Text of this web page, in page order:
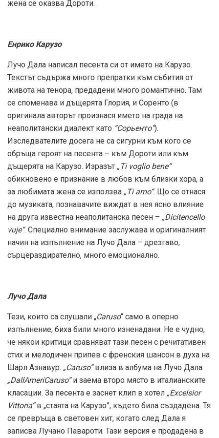
жена се оказва Дороти.
Енрико Карузо
Лучо Дала написал песента си от името на Карузо.
Текстът съдържа много препратки към събития от
живота на тенора, предадени много романтично. Там
се споменава и дъщерята Глория, и Соренто (в
оригинала авторът произнася името на града на
неаполитански диалект като “Сорьенто”).
Изследвателите досега не са сигурни към кого се
обръща героят на песента – към Дороти или към
дъщерята на Карузо. Изразът „Ti voglio bene“
обикновено е признание в любов към близки хора, а
за любимата жена се използва „Ti amo“. Що се отнася
до музиката, познавачите виждат в нея ясно влияние
на друга известна неаполитанска песен – „Dicitencello
vuje“. Специално внимание заслужава и оригиналният
начин на изпълнение на Лучо Дала – дрезгаво,
сърцераздирателно, много емоционално.
Лучо Дала
Тези, които са слушали „Caruso“ само в оперно
изпълнение, биха били много изненадани. Не е чудно,
че някои критици сравняват тази песен с речитативен
стих и мелодичен припев с френския шансон в духа на
Шарл Азнавур. „Caruso“влиза в албума на Лучо Дала
„DallAmeriCaruso“и заема второ място в италианските
класации. За песента е заснет клип в хотел „Excelsior
Vittoria“в „стаята на Карузо”, където била създадена. Тя
се превръща в световен хит, когато след Дала я
записва Лучано Павароти. Тази версия е продадена в